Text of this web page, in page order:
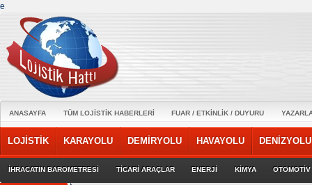
e
ANASAYFA TÜM LOJİSTİK HABERLERİ FUAR / ETKİNLİK / DUYURU
LOJİSTİK KARAYOLU DEMİRYOLU HAVAYOLU DENİZYOLU
İHRACATIN BAROMETRESİ TİCARİ ARAÇLAR ENERJİ KİMYA OTOMOTİV